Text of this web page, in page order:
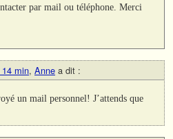
par mail ou téléphone. Merci
min, Anne a dit :
un mail personnel! J’attends que